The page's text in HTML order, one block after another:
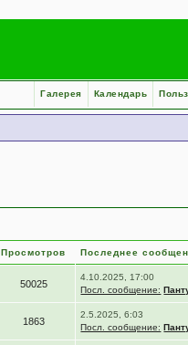
Календарь
Галерея
Просмотров Последнее
50025
4.10.2025, 17:00
Посл. сообщение:
1863
2.5.2025, 6:03
Посл. сообщение: